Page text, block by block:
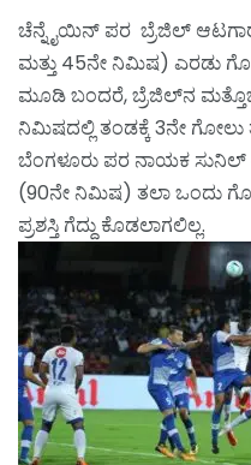
ಚೆನ್ನೈಯಿನ್ ಪರ ಬ್ರೆಜಿಲ್
ಮತ್ತು 45ನೇ ನಿಮಿಷ) ಎರಡು
ಮೂಡಿ ಬಂದರೆ, ಬ್ರೆಜಿಲ್‌ನ
ನಿಮಿಷದಲ್ಲಿ ತಂಡಕ್ಕೆ 3ನೇ
ಬೆಂಗಳೂರು ಪರ ನಾಯಕ ಸುನಿಲ್
(90ನೇ ನಿಮಿಷ) ತಲಾ ಒಂದು
ಪ್ರಶಸ್ತಿ ಗೆದ್ದು ಕೊಡಲಾಗಲಿಲ್ಲ.